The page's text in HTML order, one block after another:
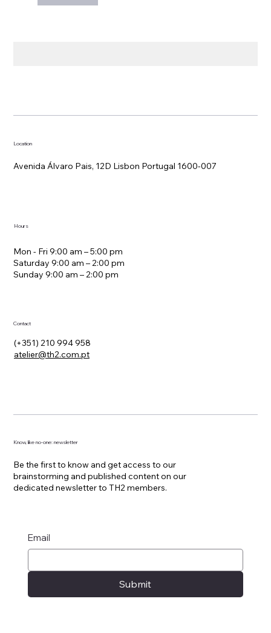
Location
Avenida Álvaro Pais, 12D Lisbon Portugal 1600-007
Hours
Mon - Fri 9:00 am – 5:00 pm
Saturday 9:00 am – 2:00 pm
​Sunday 9:00 am – 2:00 pm
Contact
(+351) 210 994 958
atelier@th2.com.pt
Know, like no-one: newsletter
Be the first to know and get access to our
brainstorming and published content on our
dedicated newsletter to TH2 members.
Email
Submit